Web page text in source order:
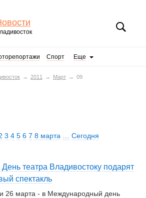
Спорт Еще
2011 Март 09
3 4 5 6 7 8 марта Сегодня
театра Владивостоку подарят
спектакль
26 марта - в Международный день